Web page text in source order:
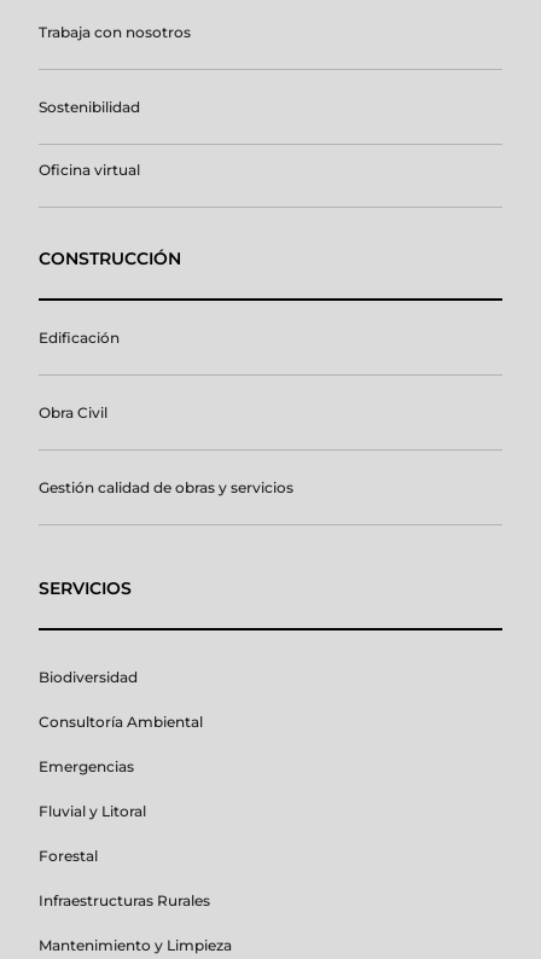
Trabaja con nosotros
Sostenibilidad
Oficina virtual
CONSTRUCCIÓN
Edificación
Obra Civil
Gestión calidad de obras y servicios
SERVICIOS
Biodiversidad
Consultoría Ambiental
Emergencias
Fluvial y Litoral
Forestal
Infraestructuras Rurales
Mantenimiento y Limpieza